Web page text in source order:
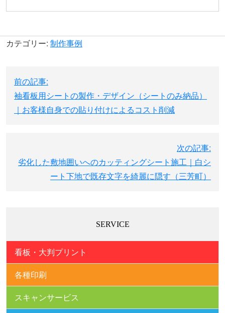
カテゴリー: 制作事例
稿
ナ
ビ
前の記事:
袖看板用シートの製作・デザイン（シートのみ納品）
｜お客様自身での貼り付けによるコスト削減
次の記事:
劣化した敷地囲いへのカッティングシート施工｜白シ
ート下地で既存文字を綺麗に隠す（三芳町）
SERVICE
看板・大判プリント
各種印刷
スキャンサービス